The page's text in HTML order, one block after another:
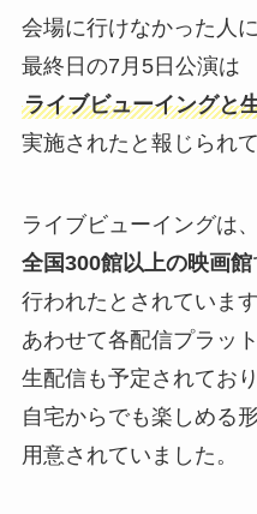
会場に行けなかった人に
最終日の7月5日公演は
ライブビューイングと
実施されたと報じられて
ライブビューイングは、
全国300館以上の映画館
行われたとされています
あわせて各配信プラッ
生配信も予定されており
自宅からでも楽しめる
用意されていました。